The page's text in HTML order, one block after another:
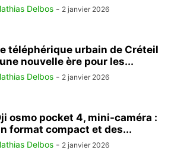
Delbos - 2 janvier 2026
téléphérique urbain de Créteil
nouvelle ère pour les...
Delbos - 2 janvier 2026
osmo pocket 4, mini-caméra :
format compact et des...
Delbos - 2 janvier 2026